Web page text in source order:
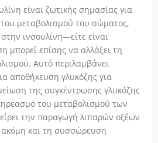
είναι ζωτικής σημασίας για
του μεταβολισμού του σώματος,
ινσουλίνη—είτε είναι
μπορεί επίσης να αλλάξει τη
Αυτό περιλαμβάνει
αποθήκευση γλυκόζης για
της συγκέντρωσης γλυκόζης
του μεταβολισμού των
την παραγωγή λιπαρών οξέων
ακόμη και τη συσσώρευση